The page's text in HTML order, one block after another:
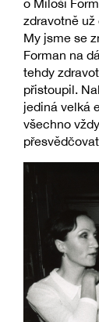
o Miloši
zdravotně
My jsme se
Forman na
tehdy
přistoupil.
jediná velká
všechno